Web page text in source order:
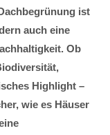
ist
auch eine
Ob
Highlight –
wie es Häuser